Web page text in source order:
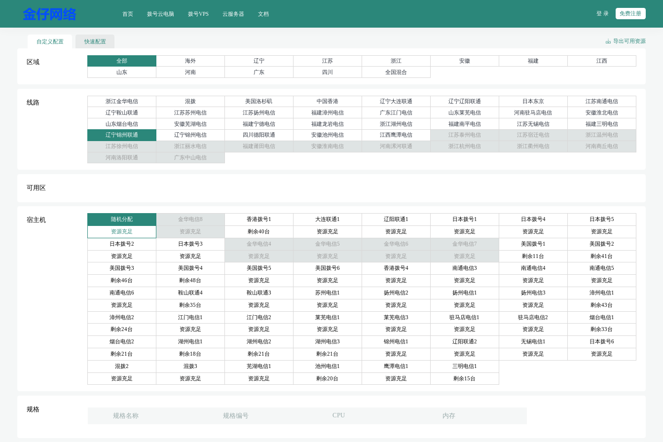
首页 拨号云电脑 拨号VPS 云服务器 文档 登 录 免费注册
自定义配置 快速配置 导出可用资源
区域 全部 海外 辽宁 江苏 浙江 安徽 福建
江西
山东
河南 广东 四川 全国混合
线路 浙江金华电信 混拨 美国洛杉矶 中国香港 辽宁大连联通 辽宁辽阳联通 日本东京
江苏南通电信
辽宁鞍山联通
江苏苏州电信 江苏扬州电信 福建漳州电信 广东江门电信 山东莱芜电信 河南驻马店电信
安徽淮北电信
山东烟台电信
安徽芜湖电信 福建宁德电信 福建龙岩电信 浙江湖州电信 福建南平电信 江苏无锡电信
福建三明电信
辽宁锦州联通
辽宁锦州电信 四川德阳联通 安徽池州电信 江西鹰潭电信 江苏泰州电信 江苏宿迁电信
浙江温州电信
江苏徐州电信
浙江丽水电信 福建莆田电信 安徽淮南电信 河南漯河联通 浙江杭州电信 浙江衢州电信
河南商丘电信
河南洛阳联通
广东中山电信
可用区
宿主机 随机分配
资源充足
金华电信8
资源充足
香港拨号1
剩余40台
大连联通1
资源充足
辽阳联通1
资源充足
日本拨号1
资源充足
日本拨号4
资源充足
日本拨号5
资源充足
日本拨号2
资源充足
日本拨号3
资源充足
金华电信4
资源充足
金华电信5
资源充足
金华电信6
资源充足
金华电信7
资源充足
美国拨号1
剩余11台
美国拨号2
剩余41台
美国拨号3
剩余46台
美国拨号4
剩余48台
美国拨号5
资源充足
美国拨号6
资源充足
香港拨号4
资源充足
南通电信3
资源充足
南通电信4
资源充足
南通电信5
资源充足
南通电信6
资源充足
鞍山联通4
剩余35台
鞍山联通3
资源充足
苏州电信1
资源充足
扬州电信2
资源充足
扬州电信1
资源充足
扬州电信3
资源充足
漳州电信1
剩余43台
漳州电信2
剩余24台
江门电信1
资源充足
江门电信2
资源充足
莱芜电信1
资源充足
莱芜电信3
资源充足
驻马店电信1
资源充足
驻马店电信2
资源充足
烟台电信1
剩余33台
烟台电信2
剩余21台
湖州电信1
剩余18台
湖州电信2
剩余21台
湖州电信3
剩余21台
锦州电信1
资源充足
辽阳联通2
资源充足
无锡电信1
资源充足
日本拨号6
资源充足
混拨2
资源充足
混拨3
资源充足
芜湖电信1
资源充足
池州电信1
剩余20台
鹰潭电信1
资源充足
三明电信1
剩余15台
规格
规格名称
规格编号 CPU 内存